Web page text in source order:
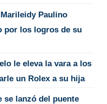
Paulino
por los logros de su
le eleva la vara a los
un Rolex a su hija
se lanzó del puente